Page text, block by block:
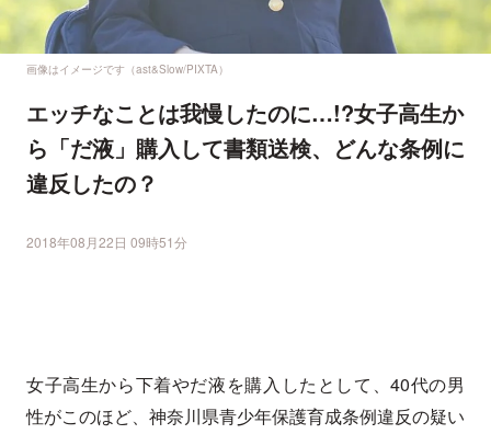
画像はイメージです（ast&Slow/PIXTA）
エッチなことは我慢したのに…!?女子高生か
ら「だ液」購入して書類送検、どんな条例に
違反したの？
2018年08月22日 09時51分
女子高生から下着やだ液を購入したとして、40代の男
性がこのほど、神奈川県青少年保護育成条例違反の疑い